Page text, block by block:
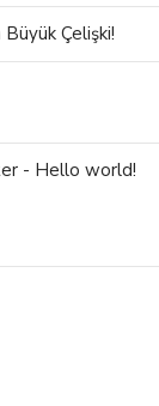
Çelişki!
- Hello world!